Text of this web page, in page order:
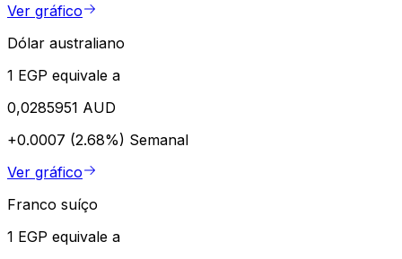
Ver gráfico
Dólar australiano
1 EGP equivale a
0,0285951 AUD
+0.0007 (2.68%) Semanal
Ver gráfico
Franco suíço
1 EGP equivale a